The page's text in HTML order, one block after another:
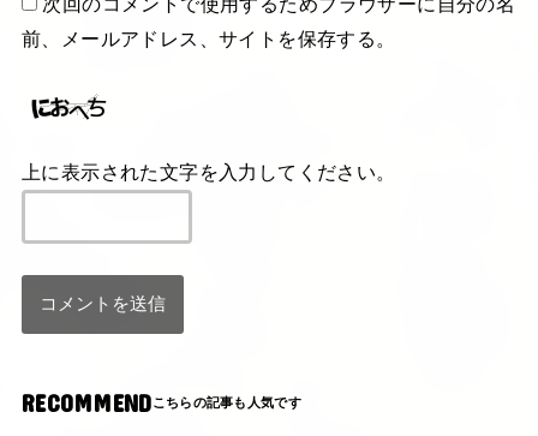
前、メールアドレス、サイトを保存する。
上に表示された文字を入力してください。
RECOMMEND